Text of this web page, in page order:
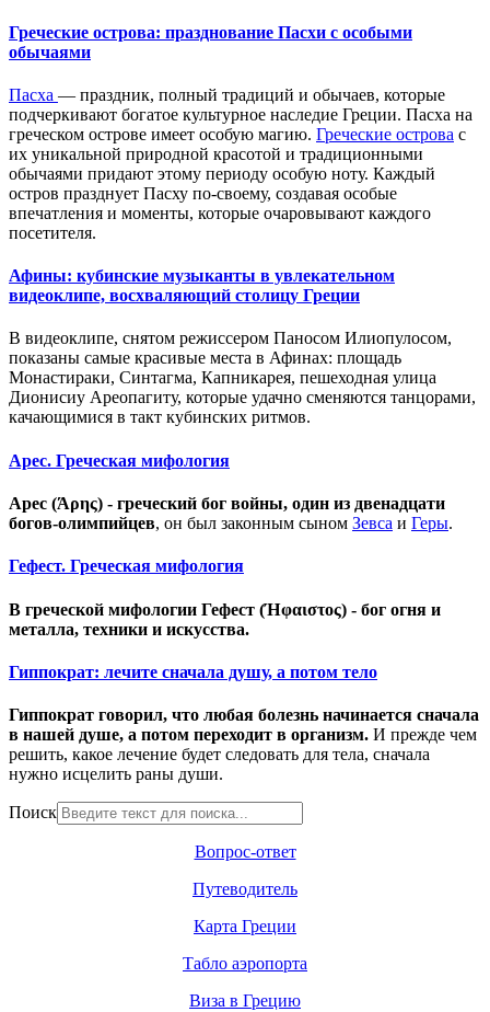
Греческие острова: празднование Пасхи с особыми
обычаями
Пасха — праздник, полный традиций и обычаев, которые
подчеркивают богатое культурное наследие Греции. Пасха на
греческом острове имеет особую магию. Греческие острова с
их уникальной природной красотой и традиционными
обычаями придают этому периоду особую ноту. Каждый
остров празднует Пасху по-своему, создавая особые
впечатления и моменты, которые очаровывают каждого
посетителя.
Афины: кубинские музыканты в увлекательном
видеоклипе, восхваляющий столицу Греции
В видеоклипе, снятом режиссером Паносом Илиопулосом,
показаны самые красивые места в Афинах: площадь
Монастираки, Синтагма, Капникарея, пешеходная улица
Дионисиу Ареопагиту, которые удачно сменяются танцорами,
качающимися в такт кубинских ритмов.
Арес. Греческая мифология
Арес (Άρης) - греческий бог войны, один из двенадцати
богов-олимпийцев, он был законным сыном Зевса и Геры.
Гефест. Греческая мифология
В греческой мифологии Гефест (Ήφαιστος) - бог огня и
металла, техники и искусства.
Гиппократ: лечите сначала душу, а потом тело
Гиппократ говорил, что любая болезнь начинается сначала
в нашей душе, а потом переходит в организм. И прежде чем
решить, какое лечение будет следовать для тела, сначала
нужно исцелить раны души.
Поиск
Вопрос-ответ
Путеводитель
Карта Греции
Табло аэропорта
Виза в Грецию